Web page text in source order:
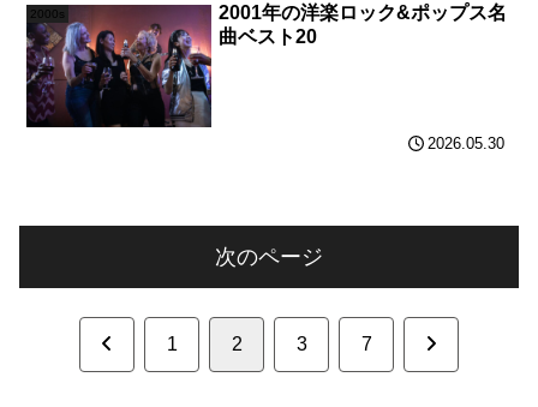
2000s
2001年の洋楽ロック&ポップス名
曲ベスト20
2026.05.30
次のページ
前 1 2 3 7 次